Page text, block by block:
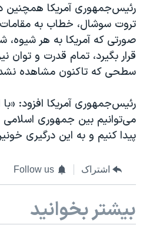
رئیس‌جمهوری آمریکا همچنین
تروت سوشال، خطاب به
صورتی که آمریکا به هر شیوه،
قرار بگیرد، تمام قدرت و توان
سطحی که تاکنون مشاهده
رئیس‌جمهوری آمریکا افزود:
می‌توانیم بین جمهوری
پیدا کنیم و به این درگیری
اشتراک Follow us
بیشتر بخوانید